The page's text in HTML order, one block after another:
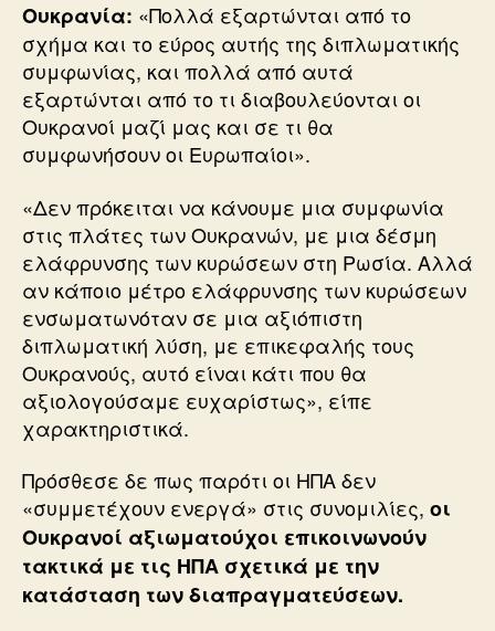
Ουκρανία: «Πολλά εξαρτώνται από το
σχήμα και το εύρος αυτής της διπλωματικής
συμφωνίας, και πολλά από αυτά
εξαρτώνται από το τι διαβουλεύονται οι
Ουκρανοί μαζί μας και σε τι θα
συμφωνήσουν οι Ευρωπαίοι».
«Δεν πρόκειται να κάνουμε μια συμφωνία
στις πλάτες των Ουκρανών, με μια δέσμη
ελάφρυνσης των κυρώσεων στη Ρωσία. Αλλά
αν κάποιο μέτρο ελάφρυνσης των κυρώσεων
ενσωματωνόταν σε μια αξιόπιστη
διπλωματική λύση, με επικεφαλής τους
Ουκρανούς, αυτό είναι κάτι που θα
αξιολογούσαμε ευχαρίστως», είπε
χαρακτηριστικά.
Πρόσθεσε δε πως παρότι οι ΗΠΑ δεν
«συμμετέχουν ενεργά» στις συνομιλίες, οι
Ουκρανοί αξιωματούχοι επικοινωνούν
τακτικά με τις ΗΠΑ σχετικά με την
κατάσταση των διαπραγματεύσεων.